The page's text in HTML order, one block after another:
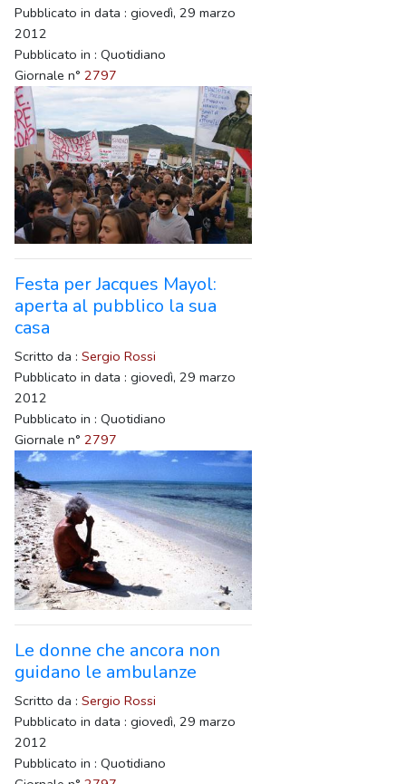
Pubblicato in data : giovedì, 29 marzo
2012
Pubblicato in : Quotidiano
Giornale n° 2797
Festa per Jacques Mayol:
aperta al pubblico la sua
casa
Scritto da : Sergio Rossi
Pubblicato in data : giovedì, 29 marzo
2012
Pubblicato in : Quotidiano
Giornale n° 2797
Le donne che ancora non
guidano le ambulanze
Scritto da : Sergio Rossi
Pubblicato in data : giovedì, 29 marzo
2012
Pubblicato in : Quotidiano